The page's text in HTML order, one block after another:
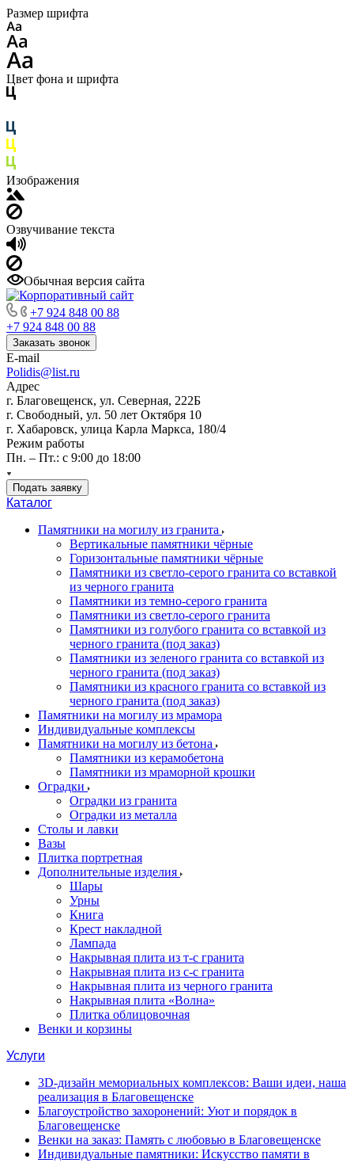
Размер шрифта
Цвет фона и шрифта
Изображения
Озвучивание текста
Обычная версия сайта
+7 924 848 00 88
+7 924 848 00 88
Заказать звонок
E-mail
Polidis@list.ru
Адрес
г. Благовещенск, ул. Северная, 222Б
г. Свободный, ул. 50 лет Октября 10
г. Хабаровск, улица Карла Маркса, 180/4
Режим работы
Пн. – Пт.: с 9:00 до 18:00
Подать заявку
Каталог
Памятники на могилу из гранита
Вертикальные памятники чёрные
Горизонтальные памятники чёрные
Памятники из светло-серого гранита со вставкой
из черного гранита
Памятники из темно-серого гранита
Памятники из светло-серого гранита
Памятники из голубого гранита со вставкой из
черного гранита (под заказ)
Памятники из зеленого гранита со вставкой из
черного гранита (под заказ)
Памятники из красного гранита со вставкой из
черного гранита (под заказ)
Памятники на могилу из мрамора
Индивидуальные комплексы
Памятники на могилу из бетона
Памятники из керамобетона
Памятники из мраморной крошки
Оградки
Оградки из гранита
Оградки из металла
Столы и лавки
Вазы
Плитка портретная
Дополнительные изделия
Шары
Урны
Книга
Крест накладной
Лампада
Накрывная плита из т-с гранита
Накрывная плита из с-с гранита
Накрывная плита из черного гранита
Накрывная плита «Волна»
Плитка облицовочная
Венки и корзины
Услуги
3D-дизайн мемориальных комплексов: Ваши идеи, наша
реализация в Благовещенске
Благоустройство захоронений: Уют и порядок в
Благовещенске
Венки на заказ: Память с любовью в Благовещенске
Индивидуальные памятники: Искусство памяти в